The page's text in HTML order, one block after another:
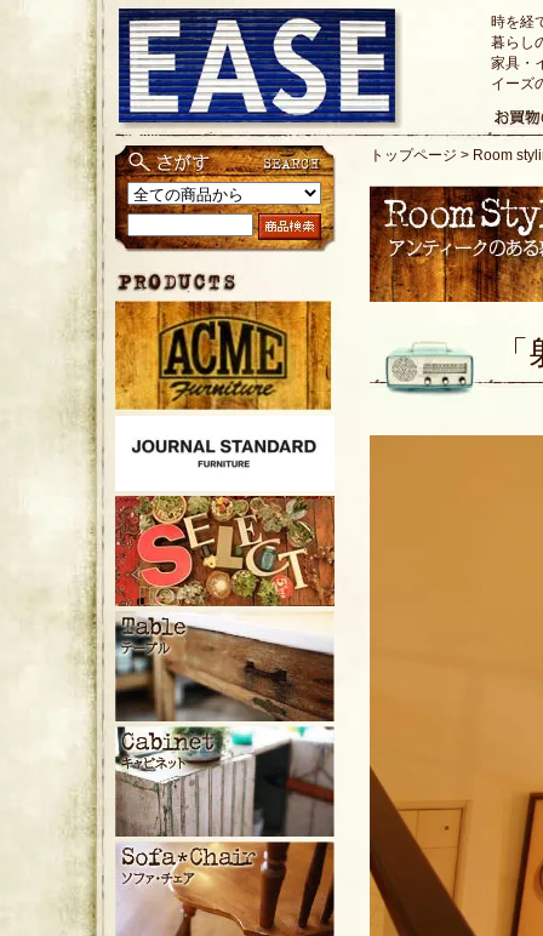
時を経
暮らし
家具・
イーズ
トップページ > Room